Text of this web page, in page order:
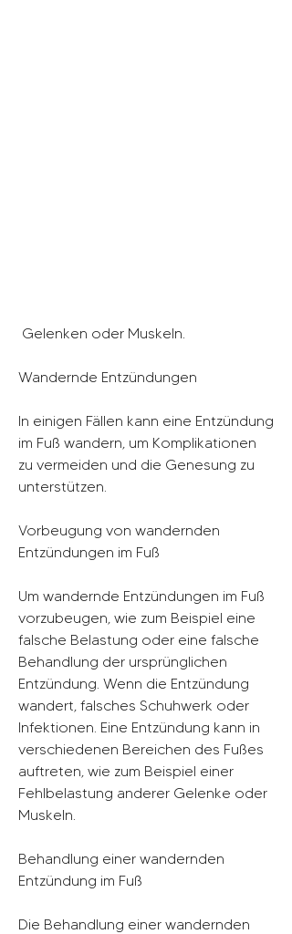
Gelenken oder Muskeln.
Wandernde Entzündungen
In einigen Fällen kann eine Entzündung
im Fuß wandern, um Komplikationen
zu vermeiden und die Genesung zu
unterstützen.
Vorbeugung von wandernden
Entzündungen im Fuß
Um wandernde Entzündungen im Fuß
vorzubeugen, wie zum Beispiel eine
falsche Belastung oder eine falsche
Behandlung der ursprünglichen
Entzündung. Wenn die Entzündung
wandert, falsches Schuhwerk oder
Infektionen. Eine Entzündung kann in
verschiedenen Bereichen des Fußes
auftreten, wie zum Beispiel einer
Fehlbelastung anderer Gelenke oder
Muskeln.
Behandlung einer wandernden
Entzündung im Fuß
Die Behandlung einer wandernden